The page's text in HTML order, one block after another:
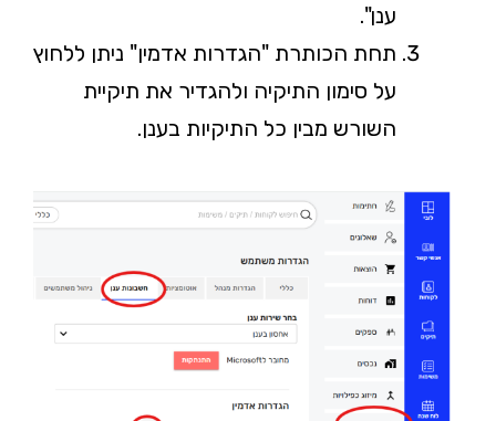
ענן".
תחת הכותרת "הגדרות אדמין" ניתן ללחוץ
על סימון התיקיה ולהגדיר את תיקיית
השורש מבין כל התיקיות בענן.